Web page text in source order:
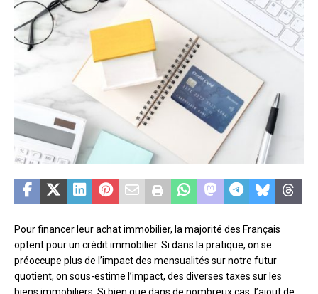
Pour financer leur achat immobilier, la majorité des Français
optent pour un crédit immobilier. Si dans la pratique, on se
préoccupe plus de l’impact des mensualités sur notre futur
quotient, on sous-estime l’impact, des diverses taxes sur les
biens immobiliers. Si bien que dans de nombreux cas, l’ajout de